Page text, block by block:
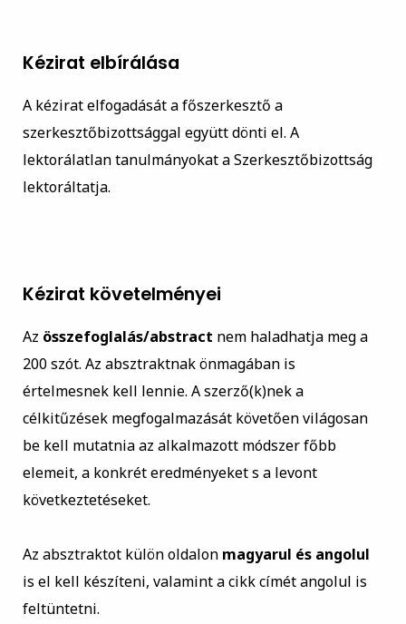
Kézirat elbírálása
A kézirat elfogadását a főszerkesztő a
szerkesztőbizottsággal együtt dönti el. A
lektorálatlan tanulmányokat a Szerkesztőbizottság
lektoráltatja.
Kézirat követelményei
Az összefoglalás/abstract nem haladhatja meg a
200 szót. Az absztraktnak önmagában is
értelmesnek kell lennie. A szerző(k)nek a
célkitűzések megfogalmazását követően világosan
be kell mutatnia az alkalmazott módszer főbb
elemeit, a konkrét eredményeket s a levont
következtetéseket.
Az absztraktot külön oldalon magyarul és angolul
is el kell készíteni, valamint a cikk címét angolul is
feltüntetni.